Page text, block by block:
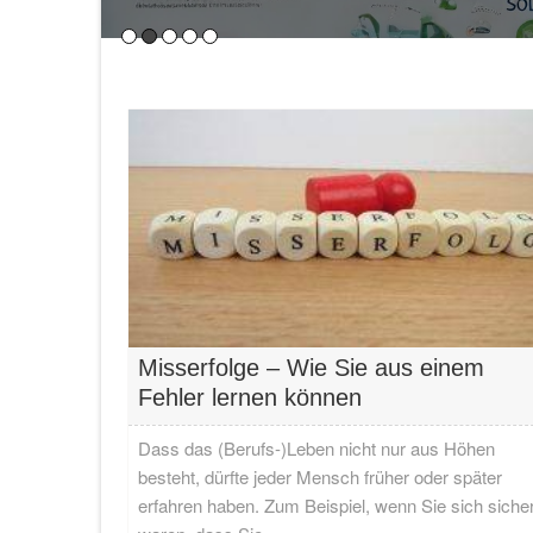
Einführung in nachhaltige Energie für KMUs
Misserfolge – Wie Sie aus einem
Fehler lernen können
Dass das (Berufs-)Leben nicht nur aus Höhen
besteht, dürfte jeder Mensch früher oder später
erfahren haben. Zum Beispiel, wenn Sie sich